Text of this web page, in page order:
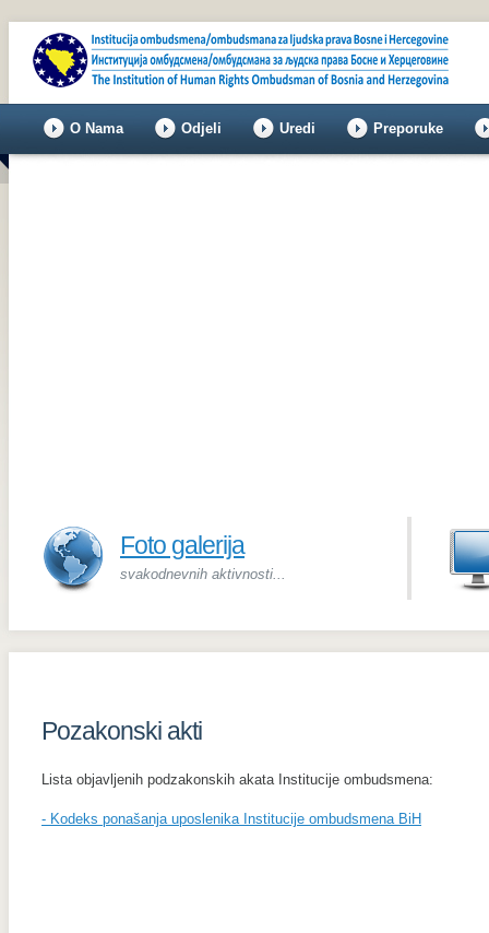
O Nama Odjeli Uredi Preporuke
Foto galerija
svakodnevnih aktivnosti...
Pozakonski akti
Lista objavljenih podzakonskih akata Institucije ombudsmena:
- Kodeks ponašanja uposlenika Institucije ombudsmena BiH